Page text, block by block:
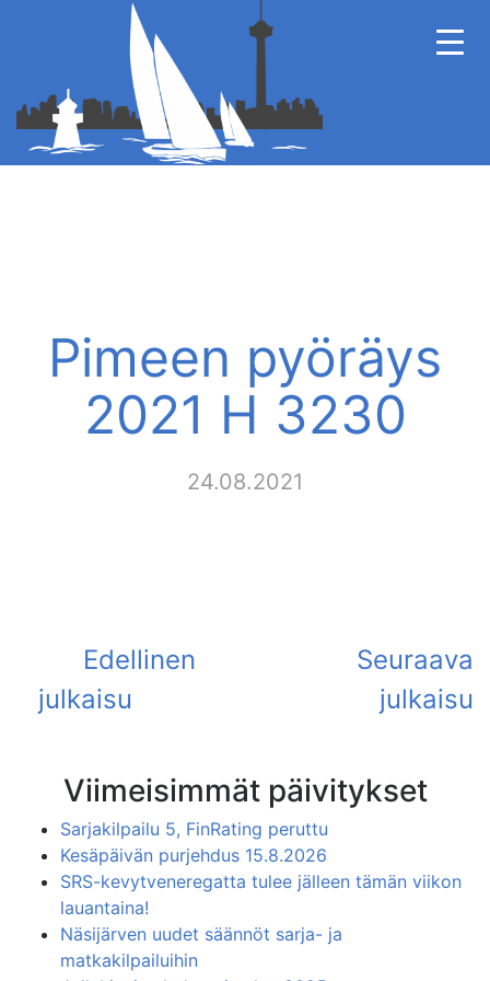
Pimeen pyöräys
2021 H 3230
24.08.2021
Viimeisimmät päivitykset
Sarjakilpailu 5, FinRating peruttu
Kesäpäivän purjehdus 15.8.2026
SRS-kevytveneregatta tulee jälleen tämän viikon
lauantaina!
Näsijärven uudet säännöt sarja- ja
matkakilpailuihin